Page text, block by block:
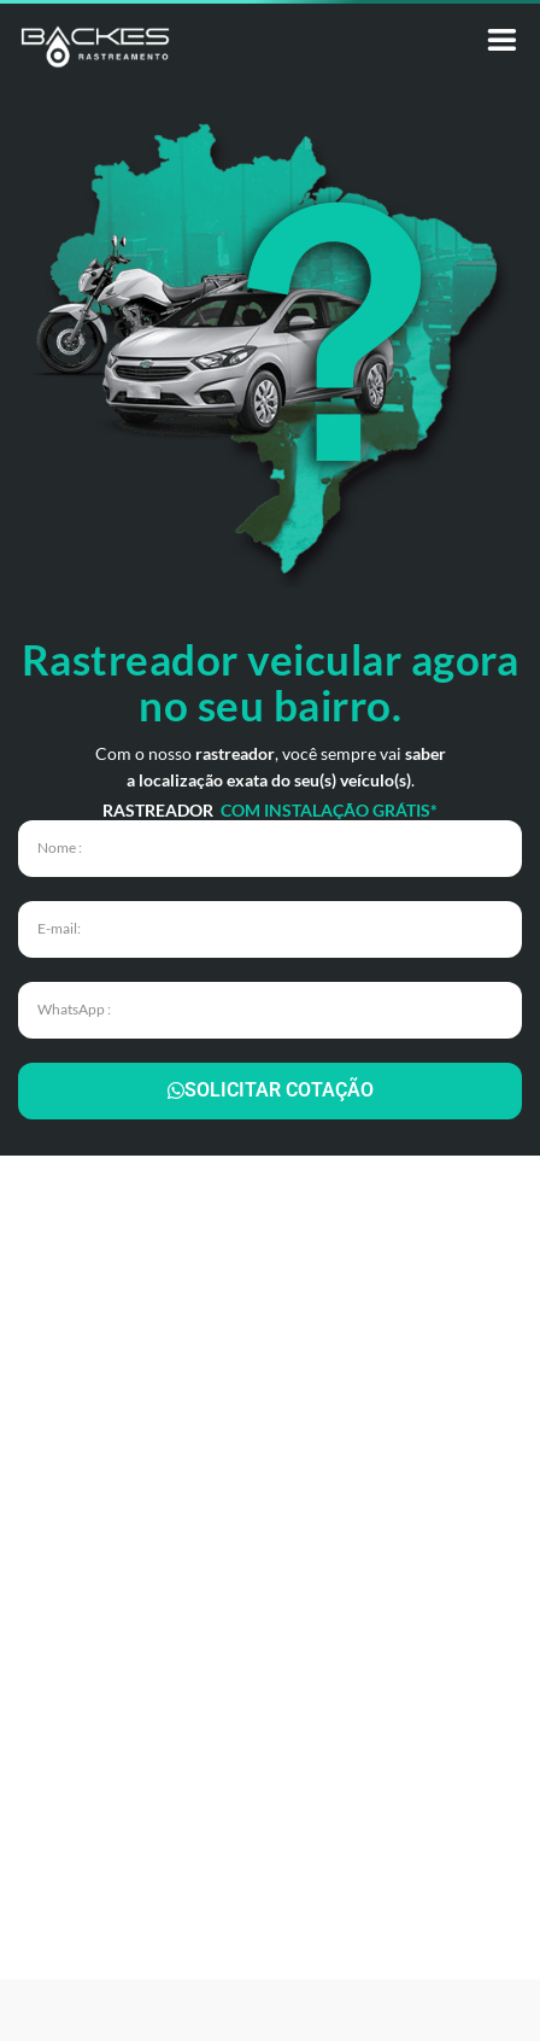
Rastreador veicular agora
no seu bairro.
Com o nosso rastreador, você sempre vai saber
a localização exata do seu(s) veículo(s).
RASTREADOR COM INSTALAÇÃO GRÁTIS*
SOLICITAR COTAÇÃO